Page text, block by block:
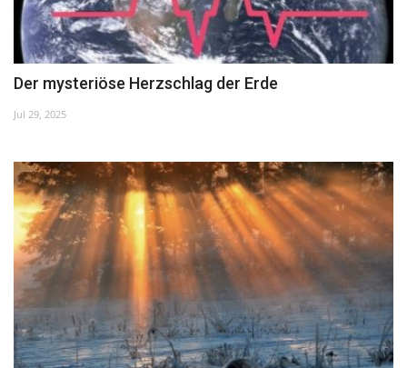
Kunst
Sport
Presse
Humor
Unser Briefkasten
Galerie
Lasst uns erinnern †
Der mysteriöse Herzschlag der Erde
Jul 29, 2025